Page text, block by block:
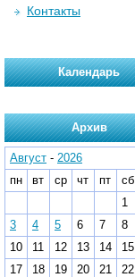
Контакты
Календарь
Архив
Август - 2026
пн
вт ср чт пт сб
1
3
4 5 6 7 8
10
11 12 13 14 15
17
18 19 20 21 22